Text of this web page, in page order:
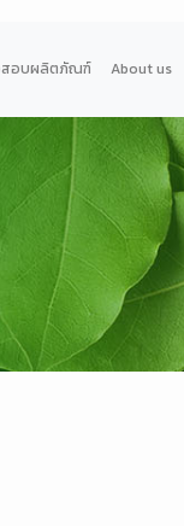
สอบผลิตภัณฑ์ About us